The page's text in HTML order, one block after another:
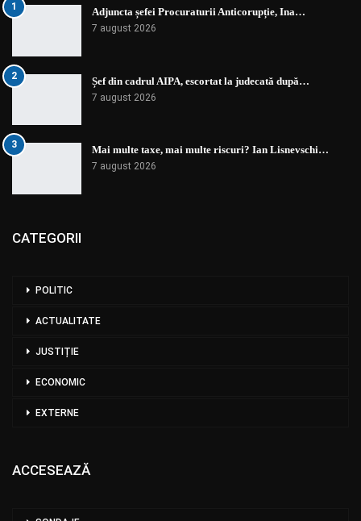
1 Adjuncta șefei Procuraturii Anticorupție, Ina…
7 august 2026
2 Șef din cadrul AIPA, escortat la judecată după…
7 august 2026
3 Mai multe taxe, mai multe riscuri? Ian Lisnevschi…
7 august 2026
CATEGORII
POLITIC
ACTUALITATE
JUSTIȚIE
ECONOMIC
EXTERNE
ACCESEAZĂ